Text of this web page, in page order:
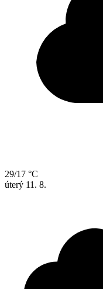
29/17 °C
úterý 11. 8.